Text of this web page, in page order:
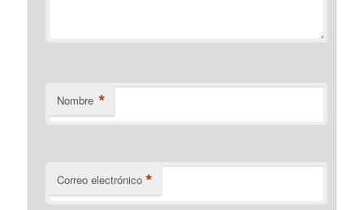
Nombre *
Correo electrónico *